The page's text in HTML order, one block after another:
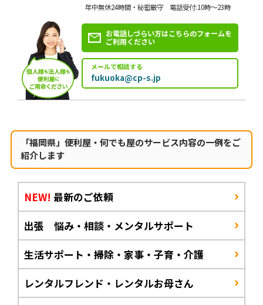
年中無休24時間・秘密厳守 電話受付:10時～23時
お電話しづらい方はこちらのフォームを
ご利用ください
メールで相談する
fukuoka@cp-s.jp
「福岡県」便利屋・何でも屋のサービス内容の一例をご
紹介します
NEW! 最新のご依頼
出張 悩み・相談・メンタルサポート
生活サポート・掃除・家事・子育・介護
レンタルフレンド・レンタルお母さん